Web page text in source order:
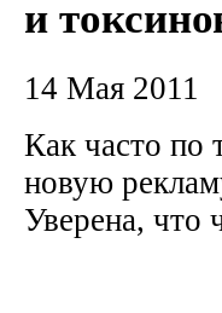
и
14 Мая 2011
Как часто по
новую
Уверена, что